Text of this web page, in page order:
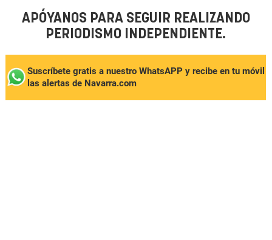
APÓYANOS PARA SEGUIR REALIZANDO
PERIODISMO INDEPENDIENTE.
Suscríbete gratis a nuestro WhatsAPP y recibe en tu móvil
las alertas de Navarra.com